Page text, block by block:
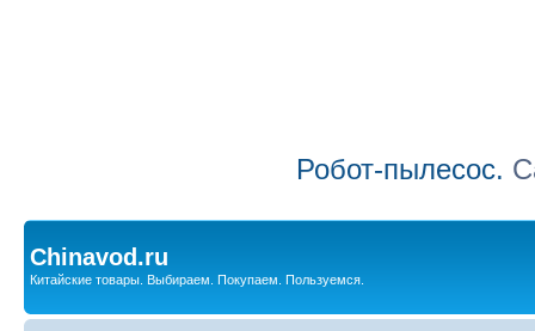
Робот-пылесос.
Chinavod.ru
Китайские товары. Выбираем. Покупаем. Пользуемся.